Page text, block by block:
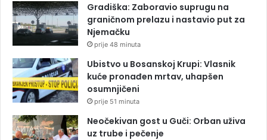
Gradiška: Zaboravio suprugu na
graničnom prelazu i nastavio put za
Njemačku
prije 48 minuta
Ubistvo u Bosanskoj Krupi: Vlasnik
kuće pronađen mrtav, uhapšen
osumnjičeni
prije 51 minuta
Neočekivan gost u Guči: Orban uživa
uz trube i pečenje